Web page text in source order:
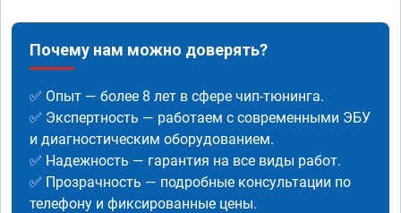
Почему нам можно доверять?
✅ Опыт — более 8 лет в сфере чип-тюнинга.
✅ Экспертность — работаем с современными ЭБУ
и диагностическим оборудованием.
✅ Надежность — гарантия на все виды работ.
✅ Прозрачность — подробные консультации по
телефону и фиксированные цены.